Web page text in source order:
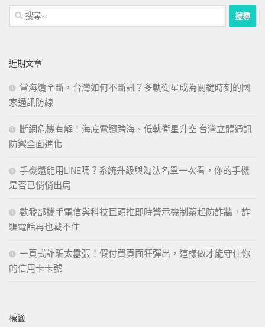
搜
尋
字:
近期文章
當海纜全斷，台灣如何不斷訊？多軌衛星成為關鍵時刻的國
家通訊防線
斷網危機有解！海底電纜跨海、低軌衛星升空 台灣立體通訊
防禦全面進化
手機還能用LINE嗎？系統升級與淘汰名單一次看，你的手機
是否已悄悄出局
數發部攜手電信與科技巨頭推即時警示機制築起防詐牆，詐
騙電話再也藏不住
一頁式詐騙太囂張！假付費頁面狂彈出，這樣做才能守住你
的信用卡卡號
標籤